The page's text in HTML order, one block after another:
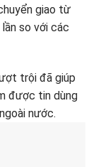
giao từ
lần so với các
trội đã giúp
được tin dùng
nước.